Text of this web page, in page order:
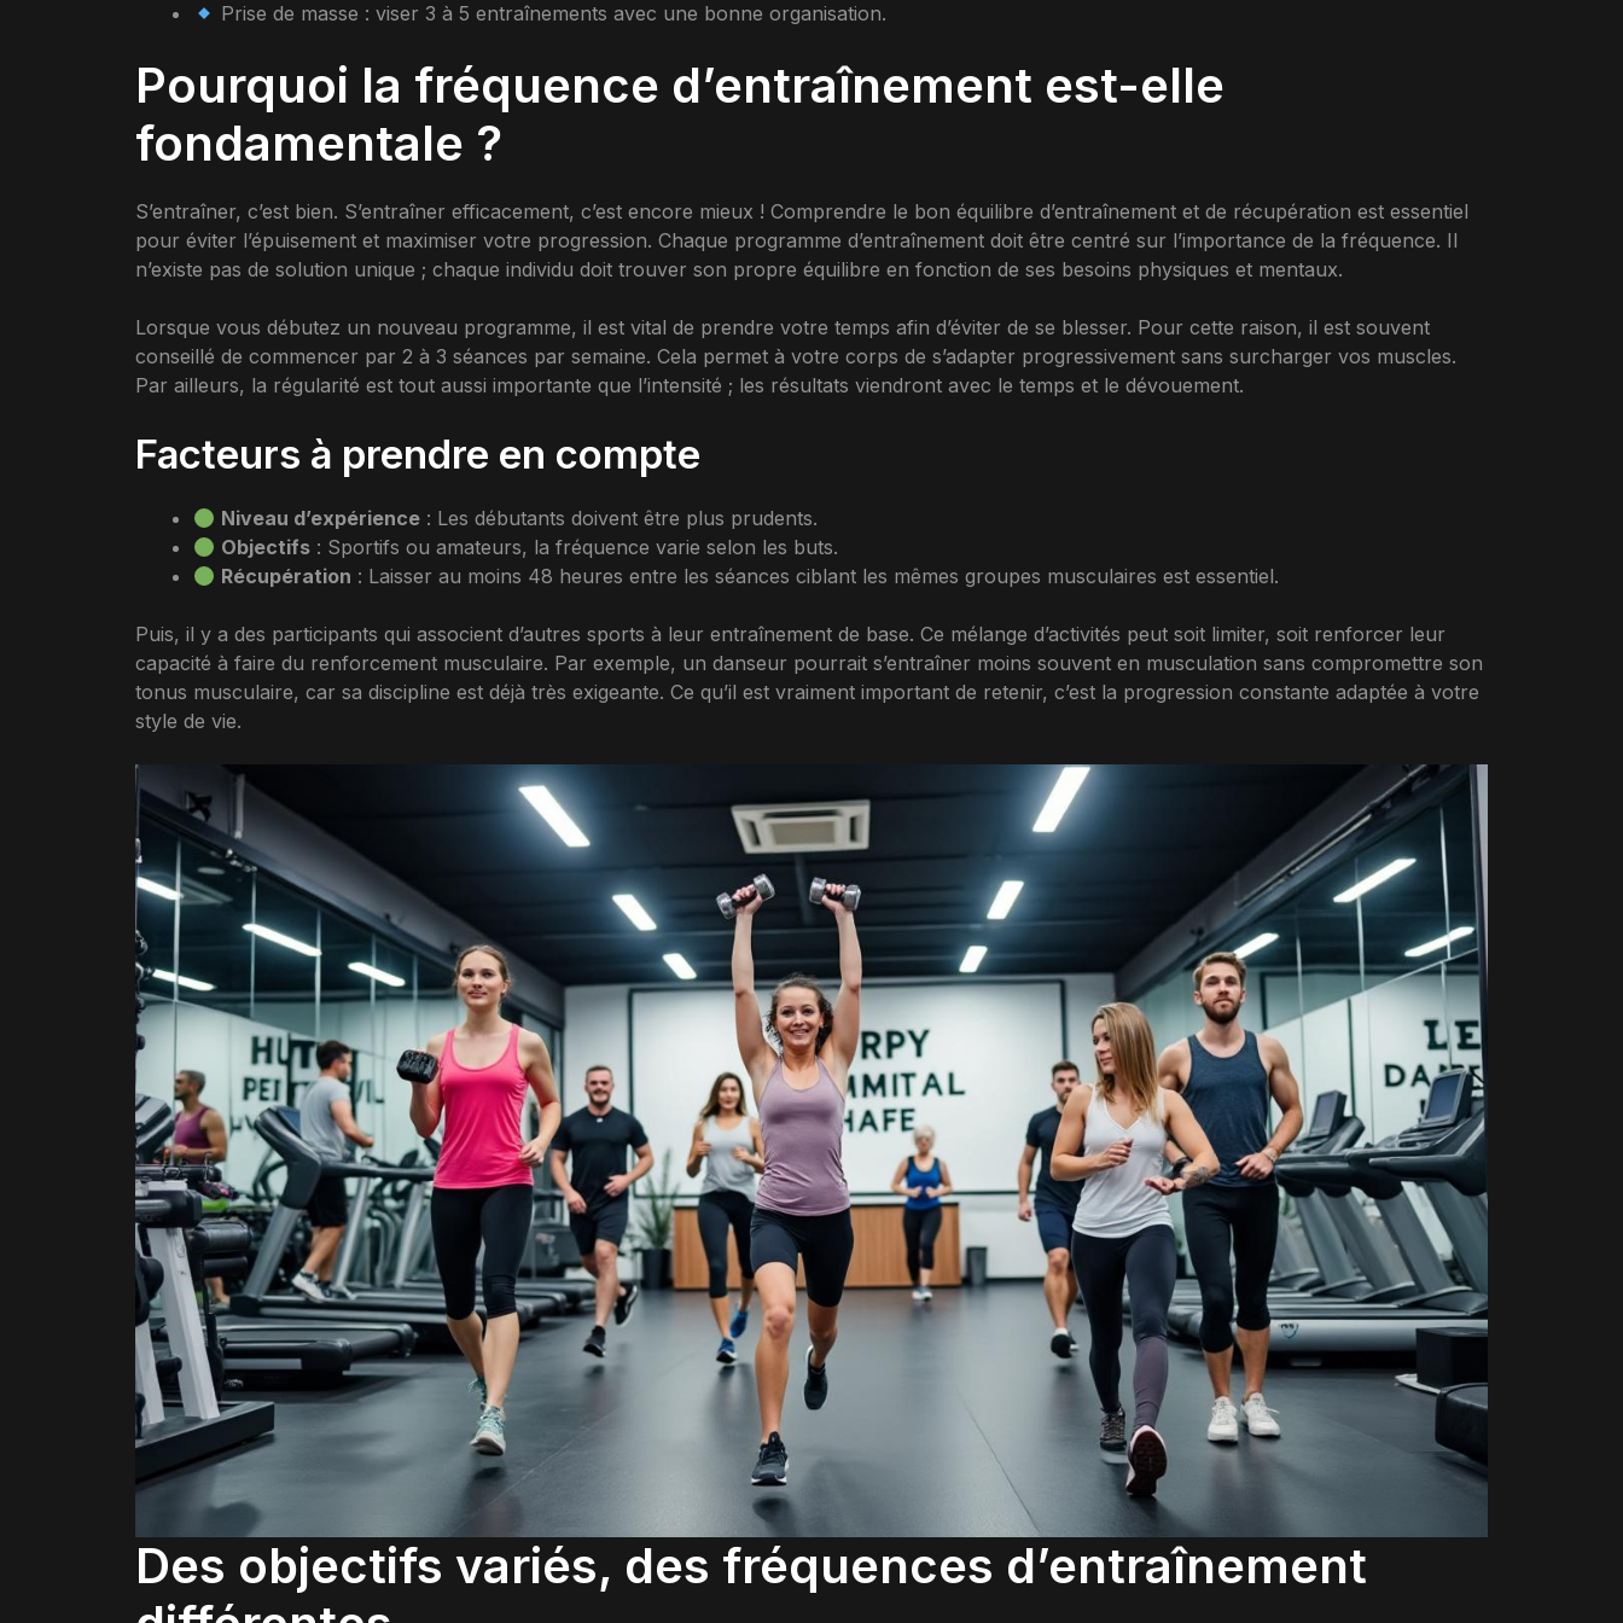
Prise de masse : viser 3 à 5 entraînements avec une bonne organisation.
Pourquoi la fréquence d’entraînement est-elle
fondamentale ?
S’entraîner, c’est bien. S’entraîner efficacement, c’est encore mieux ! Comprendre le bon équilibre d’entraînement et de récupération est essentiel
pour éviter l’épuisement et maximiser votre progression. Chaque programme d’entraînement doit être centré sur l’importance de la fréquence. Il
n’existe pas de solution unique ; chaque individu doit trouver son propre équilibre en fonction de ses besoins physiques et mentaux.
Lorsque vous débutez un nouveau programme, il est vital de prendre votre temps afin d’éviter de se blesser. Pour cette raison, il est souvent
conseillé de commencer par 2 à 3 séances par semaine. Cela permet à votre corps de s’adapter progressivement sans surcharger vos muscles.
Par ailleurs, la régularité est tout aussi importante que l’intensité ; les résultats viendront avec le temps et le dévouement.
Facteurs à prendre en compte
Niveau d’expérience : Les débutants doivent être plus prudents.
Objectifs : Sportifs ou amateurs, la fréquence varie selon les buts.
Récupération : Laisser au moins 48 heures entre les séances ciblant les mêmes groupes musculaires est essentiel.
Puis, il y a des participants qui associent d’autres sports à leur entraînement de base. Ce mélange d’activités peut soit limiter, soit renforcer leur
capacité à faire du renforcement musculaire. Par exemple, un danseur pourrait s’entraîner moins souvent en musculation sans compromettre son
tonus musculaire, car sa discipline est déjà très exigeante. Ce qu’il est vraiment important de retenir, c’est la progression constante adaptée à votre
style de vie.
Des objectifs variés, des fréquences d’entraînement